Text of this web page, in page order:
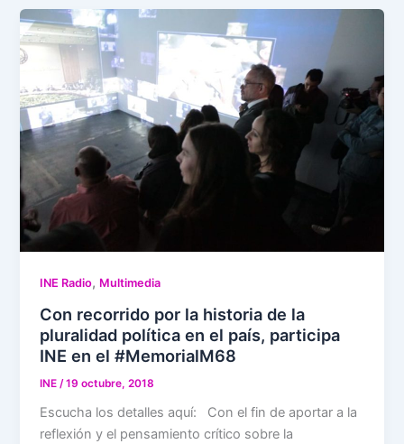
INE Radio, Multimedia
Con recorrido por la historia de la
pluralidad política en el país, participa
INE en el #MemorialM68
INE /19 octubre, 2018
Escucha los detalles aquí: Con el fin de aportar a la
reflexión y el pensamiento crítico sobre la